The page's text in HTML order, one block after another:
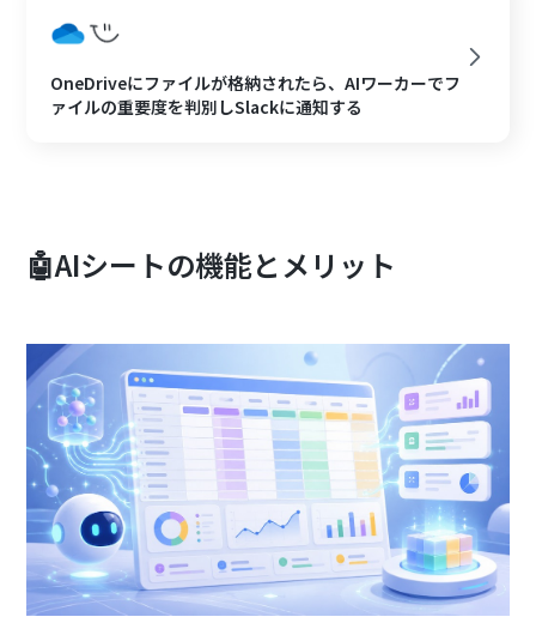
OneDriveにファイルが格納されたら、AIワーカーでフ
ァイルの重要度を判別しSlackに通知する
🤖AIシートの機能とメリット